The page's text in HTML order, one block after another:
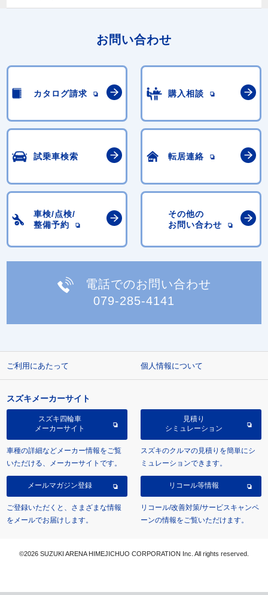
お問い合わせ
カタログ請求 購入相談
試乗車検索 転居連絡
車検/点検/
整備予約
その他の
お問い合わせ
電話でのお問い合わせ
079-285-4141
ご利用にあたって 個人情報について
スズキメーカーサイト
スズキ四輪車
メーカーサイト
車種の詳細などメーカー情報をご覧
いただける、メーカーサイトです。
見積り
シミュレーション
スズキのクルマの見積りを簡単にシ
ミュレーションできます。
メールマガジン登録
ご登録いただくと、さまざまな情報
をメールでお届けします。
リコール等情報
リコール/改善対策/サービスキャンペ
ーンの情報をご覧いただけます。
©2026 SUZUKI ARENA HIMEJICHUO CORPORATION Inc. All rights reserved.